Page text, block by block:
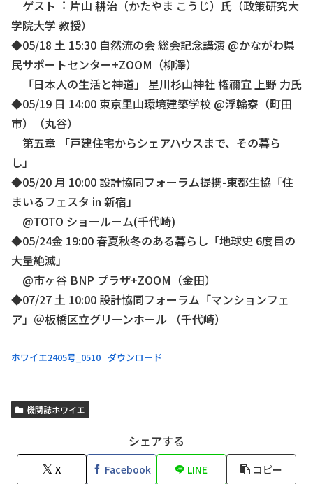
ゲスト︓ ⽚⼭ 耕治（かたやま こうじ）⽒（政策研究⼤
学院⼤学 教授）
◆05/18 ⼟ 15:30 ⾃然流の会 総会記念講演 @かながわ県
⺠サポートセンター+ZOOM（柳澤）
「⽇本⼈の⽣活と神道」 星川杉⼭神社 権禰宜 上野 ⼒⽒
◆05/19 ⽇ 14:00 東京⾥⼭環境建築学校 @浮輪寮（町⽥
市）（丸⾕）
第五章 「⼾建住宅からシェアハウスまで、その暮ら
し」
◆05/20 ⽉ 10:00 設計協同フォーラム提携-東都⽣協「住
まいるフェスタ in 新宿」
@TOTO ショールーム(千代崎)
◆05/24⾦ 19:00 春夏秋冬のある暮らし「地球史 6度目の
⼤量絶滅」
@市ヶ⾕ BNP プラザ+ZOOM（⾦⽥）
◆07/27 ⼟ 10:00 設計協同フォーラム「マンションフェ
ア」＠板橋区⽴グリーンホール （千代崎）
ホワイエ2405号_0510 ダウンロード
機関誌ホワイエ
シェアする
X Facebook LINE コピー